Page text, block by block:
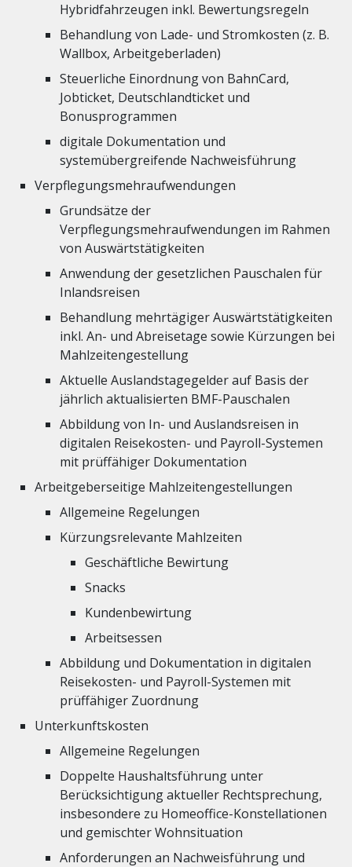
Hybridfahrzeugen inkl. Bewertungsregeln
Behandlung von Lade- und Stromkosten (z. B.
Wallbox, Arbeitgeberladen)
Steuerliche Einordnung von BahnCard,
Jobticket, Deutschlandticket und
Bonusprogrammen
digitale Dokumentation und
systemübergreifende Nachweisführung
Verpflegungsmehraufwendungen
Grundsätze der
Verpflegungsmehraufwendungen im Rahmen
von Auswärtstätigkeiten
Anwendung der gesetzlichen Pauschalen für
Inlandsreisen
Behandlung mehrtägiger Auswärtstätigkeiten
inkl. An- und Abreisetage sowie Kürzungen bei
Mahlzeitengestellung
Aktuelle Auslandstagegelder auf Basis der
jährlich aktualisierten BMF-Pauschalen
Abbildung von In- und Auslandsreisen in
digitalen Reisekosten- und Payroll-Systemen
mit prüffähiger Dokumentation
Arbeitgeberseitige Mahlzeitengestellungen
Allgemeine Regelungen
Kürzungsrelevante Mahlzeiten
Geschäftliche Bewirtung
Snacks
Kundenbewirtung
Arbeitsessen
Abbildung und Dokumentation in digitalen
Reisekosten- und Payroll-Systemen mit
prüffähiger Zuordnung
Unterkunftskosten
Allgemeine Regelungen
Doppelte Haushaltsführung unter
Berücksichtigung aktueller Rechtsprechung,
insbesondere zu Homeoffice-Konstellationen
und gemischter Wohnsituation
Anforderungen an Nachweisführung und